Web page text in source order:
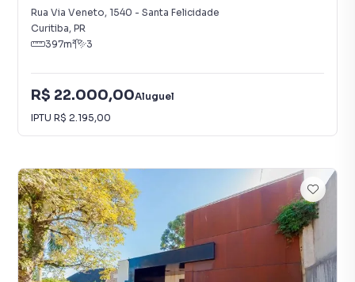
Rua Via Veneto, 1540 - Santa Felicidade
Curitiba, PR
397m² 3
R$ 22.000,00Aluguel
IPTU R$ 2.195,00